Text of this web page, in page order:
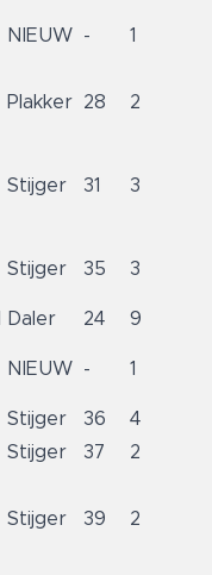
NIEUW - 1
Plakker 28 2
Stijger 31 3
Stijger 35 3
Daler 24 9
NIEUW - 1
Stijger 36
4
Stijger 37 2
Stijger 39 2